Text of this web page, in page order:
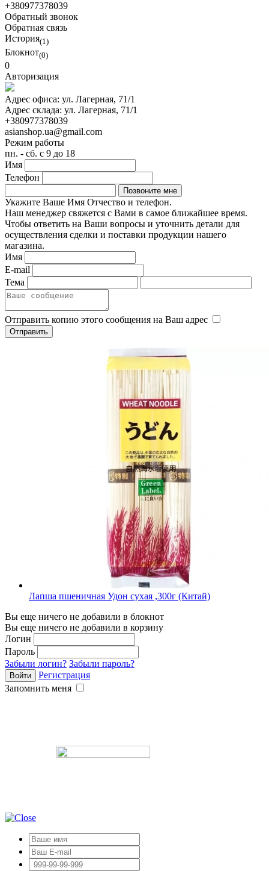
+380977378039
Обратный звонок
Обратная связь
История(1)
Блокнот(0)
0
Авторизация
Адрес офиса: ул. Лагерная, 71/1
Адрес склада: ул. Лагерная, 71/1
+380977378039
asianshop.ua@gmail.com
Режим работы
пн. - сб. с 9 до 18
Имя
Телефон
Укажите Ваше Имя Отчество и телефон.
Наш менеджер свяжется с Вами в самое ближайшее время.
Чтобы ответить на Ваши вопросы и уточнить детали для
осуществления сделки и поставки продукции нашего
магазина.
Имя
E-mail
Тема
Отправить копию этого сообщения на Ваш адрес
Лапша пшеничная Удон сухая ,300г (Китай)
Вы еще ничего не добавили в блокнот
Вы еще ничего не добавили в корзину
Логин
Пароль
Забыли логин? Забыли пароль?
Регистрация
Запомнить меня